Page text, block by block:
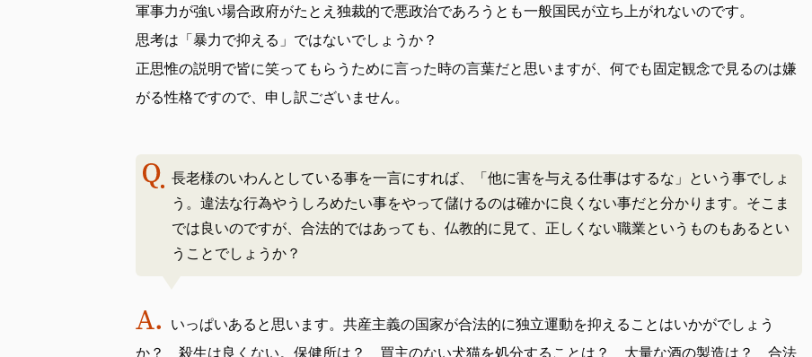
軍事力が強い場合政府がたとえ独裁的で悪政治であろうとも一般国民が立ち上がれないのです。
思考は「暴力で抑える」ではないでしょうか？
正思惟の説明で皆に笑ってもらうために言った時の言葉だと思いますが、何でも固定観念で見るのは嫌
がる性格ですので、申し訳ございません。
長老様のいわんとしている事を一言にすれば、「他に害を与える仕事はするな」という事でしょ
う。違法な行為やうしろめたい事をやって儲けるのは確かに良くない事だと分かります。そこま
では良いのですが、合法的ではあっても、仏教的に見て、正しくない職業というものもあるとい
うことでしょうか？
いっぱいあると思います。共産主義の国家が合法的に独立運動を抑えることはいかがでしょう
か？ 殺生は良くない。保健所は？ 買主のない犬猫を処分することは？ 大量な酒の製造は？ 合法